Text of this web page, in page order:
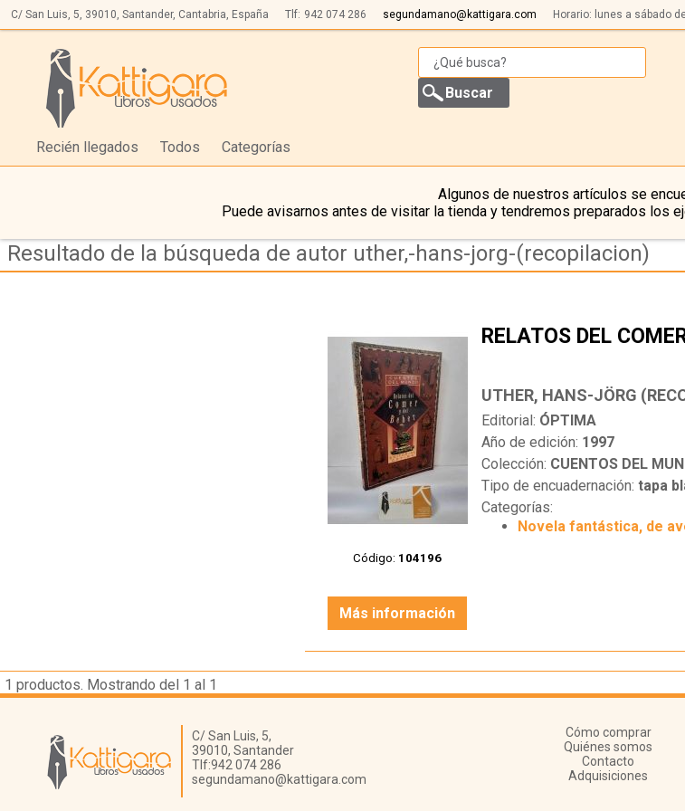
C/ San Luis, 5, 39010, Santander, Cantabria, España Tlf: 942 074 286 segundamano@kattigara.com Horario: lunes a sábado
Recién llegados Todos Categorías
Algunos de nuestros artículos se
Puede avisarnos antes de visitar la tienda y tendremos preparados los
Resultado de la búsqueda de autor uther,-hans-jorg-(recopilacion)
Código: 104196
RELATOS DEL
UTHER, HANS-JÖRG
Editorial: ÓPTIMA
Año de edición: 1997
Colección: CUENTOS DEL
Tipo de encuadernación: tapa
Categorías:
Novela fantástica, de
Más información
1 productos. Mostrando del 1 al 1
Librería Kattigara
C/ San Luis, 5,
39010, Santander
Tlf:942 074 286
segundamano@kattigara.com
Cómo comprar
Quiénes somos
Contacto
Adquisiciones